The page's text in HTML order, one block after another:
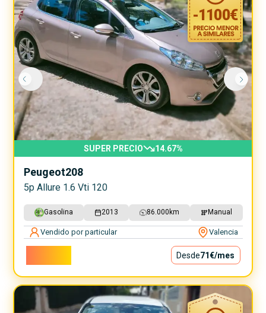
-1100€
SUPER PRECIO 14.67%
Peugeot208
5p Allure 1.6 Vti 120
Gasolina 2013 86.000 km Manual
Vendido por particular Valencia
Desde71€/mes